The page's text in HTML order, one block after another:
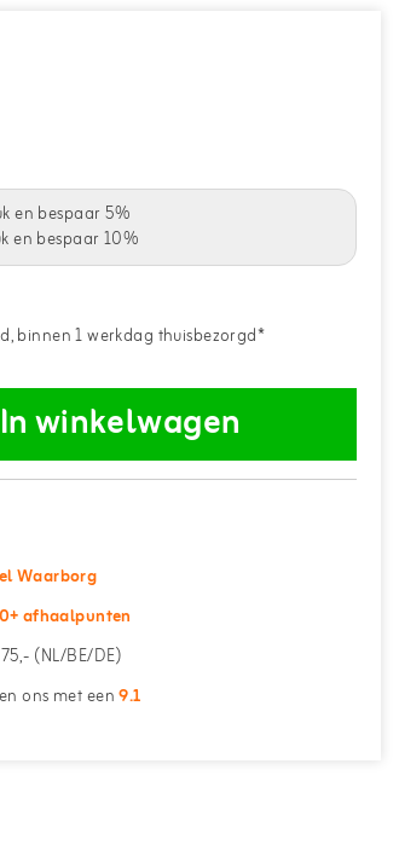
en bespaar 5%
en bespaar 10%
binnen 1 werkdag thuisbezorgd*
In winkelwagen
Waarborg
afhaalpunten
(NL/BE/DE)
ons met een9.1